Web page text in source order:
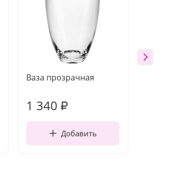
Ваза прозрачная
1 340 ₽
Добавить